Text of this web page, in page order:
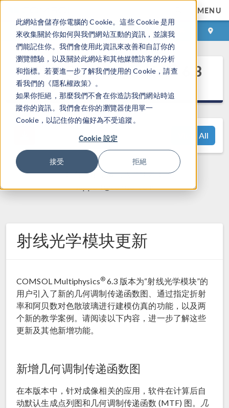
此網站會儲存你電腦的 Cookie。這些 Cookie 是用
來收集關於你如何與我們網站互動的資訊，並讓我
們能記住你。我們會使用此資訊來改善和自訂你的
瀏覽體驗，以及關於此網站和其他媒體訪客的分析
和指標。若要進一步了解我們使用的 Cookie，請查
看我們的《隱私權政策》。
如果你拒絕，那麼我們不會在你造訪我們網站時追
蹤你的資訊。我們會在你的瀏覽器使用單一
Cookie，以記住你的偏好為不受追蹤。
Cookie 設定
接受 拒絕
MENU
登录 咨询与购买
COMSOL Multiphysics® 6.3
发布亮点
View All
如有问题，请与我们联系：
support@comsol.com
射线光学模块更新
COMSOL Multiphysics® 6.3 版本为“射线光学模块”的
用户引入了新的几何调制传递函数图、通过指定折射
率和阿贝数对色散玻璃进行建模仿真的功能，以及两
个新的教学案例。请阅读以下内容，进一步了解这些
更新及其他新增功能。
新增几何调制传递函数图
在本版本中，针对成像相关的应用，软件在计算后自
动默认生成点列图和几何调制传递函数 (MTF) 图。
几